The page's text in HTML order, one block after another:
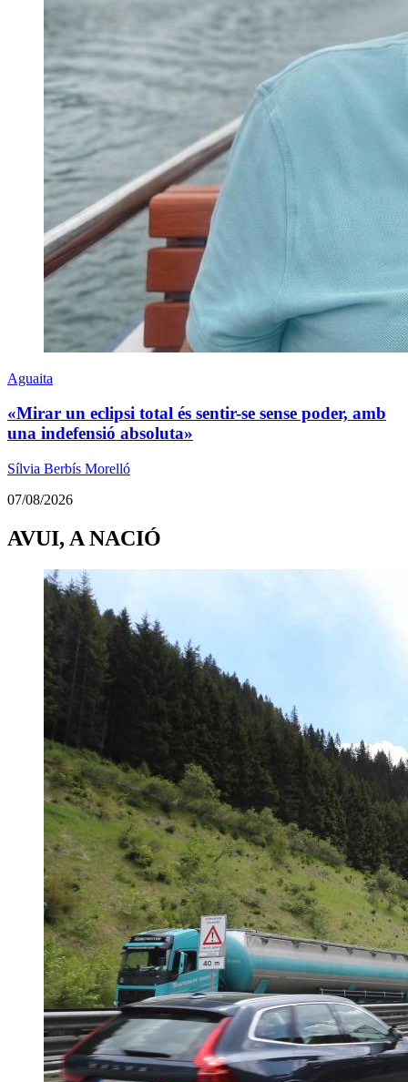
Aguaita
«Mirar un eclipsi total és sentir-se sense poder, amb
una indefensió absoluta»
Sílvia Berbís Morelló
07/08/2026
AVUI, A NACIÓ